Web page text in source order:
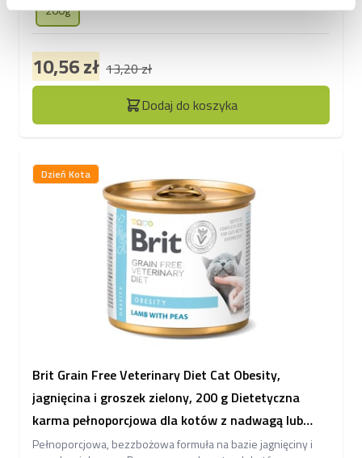
200g
10,56 zł 13,20 zł
Dodaj do koszyka
Brit Grain Free Veterinary Diet Cat Obesity,
jagnięcina i groszek zielony, 200 g Dietetyczna
karma pełnoporcjowa dla kotów z nadwagą lub
otyłością
Pełnoporcjowa, bezzbożowa formuła na bazie jagnięciny i
Dzień Kota